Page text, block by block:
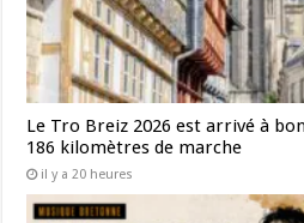
Le Tro Breiz 2026 est arrivé à
186 kilomètres de marche
il y a 20 heures